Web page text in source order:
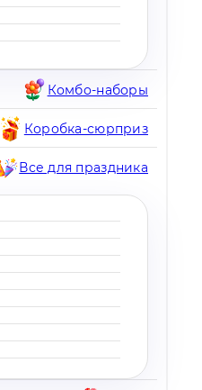
Комбо-наборы
Коробка-сюрприз
Все для праздника